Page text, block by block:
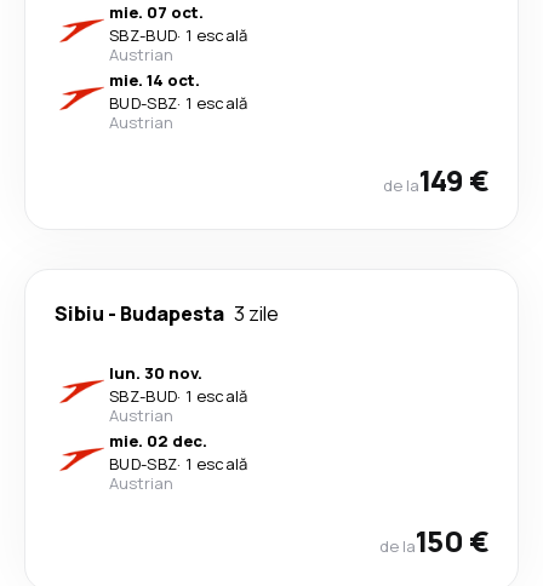
mie. 07 oct.
SBZ-BUD· 1 escală
Austrian
mie. 14 oct.
BUD-SBZ· 1 escală
Austrian
de la149 €
Sibiu - Budapesta 3 zile
lun. 30 nov.
SBZ-BUD· 1 escală
Austrian
mie. 02 dec.
BUD-SBZ· 1 escală
Austrian
de la150 €